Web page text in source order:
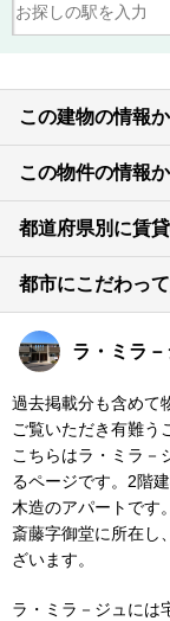
この建物の情報
この物件の情報
都道府県別に賃
都市にこだわっ
ラ・ミラ
過去掲載分も含めて
ご覧いただき有難う
こちらはラ・ミラ－
るページです。2階
木造のアパートです
斎藤字御堂に所在し
ざいます。
ラ・ミラ－ジュには